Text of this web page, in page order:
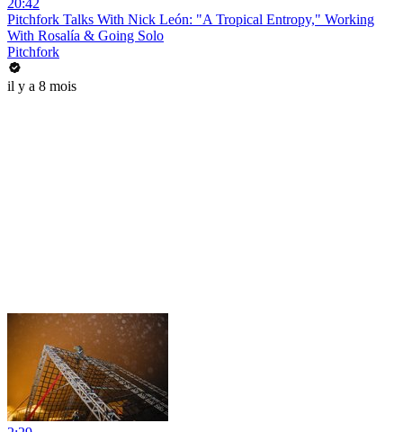
20:42
Pitchfork Talks With Nick León: "A Tropical Entropy," Working
With Rosalía & Going Solo
Pitchfork
il y a 8 mois